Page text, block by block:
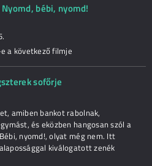
bébi, nyomd!
a következő filmje
sofőrje
amiben bankot rabolnak,
és eközben hangosan szól a
nyomd!, olyat még nem. Itt
kiválogatott zenék